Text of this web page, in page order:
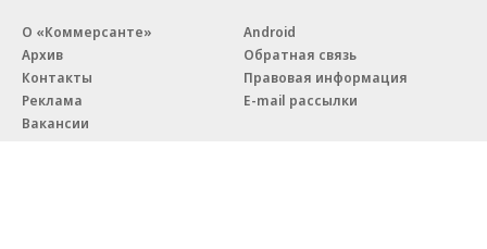
О «Коммерсанте»
Архив
Контакты
Реклама
Вакансии
Android
Обратная связь
Правовая информация
E-mail рассылки